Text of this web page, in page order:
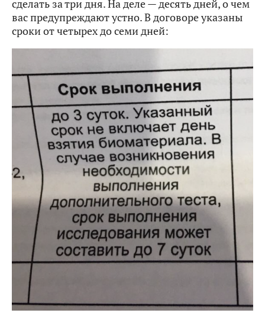
сделать за три дня. На деле — десять дней, о чем
вас предупреждают устно. В договоре указаны
сроки от четырех до семи дней: